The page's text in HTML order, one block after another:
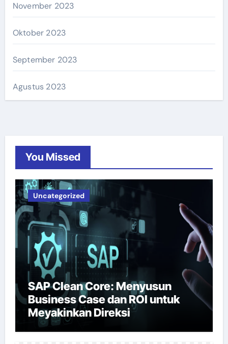
November 2023
Oktober 2023
September 2023
Agustus 2023
You Missed
Uncategorized
SAP Clean Core: Menyusun
Business Case dan ROI untuk
Meyakinkan Direksi